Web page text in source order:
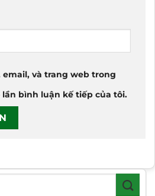
email, và trang web trong
bình luận kế tiếp của tôi.